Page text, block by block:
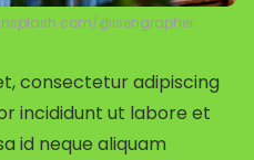
@isengrapher
consectetur adipiscing
incididunt ut labore et
id neque aliquam